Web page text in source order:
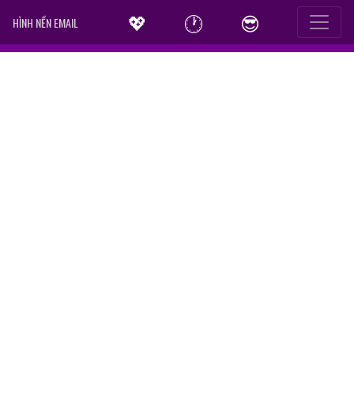
HÌNH NỀN EMAIL 💖 🕐 😎